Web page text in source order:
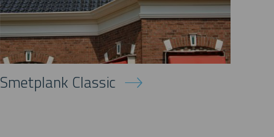
Smetplank Classic